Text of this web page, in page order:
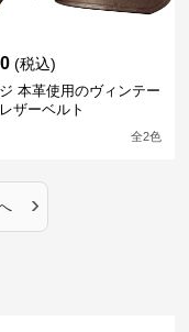
(税込)
本革使用のヴィンテー
ザーベルト
全2色
›